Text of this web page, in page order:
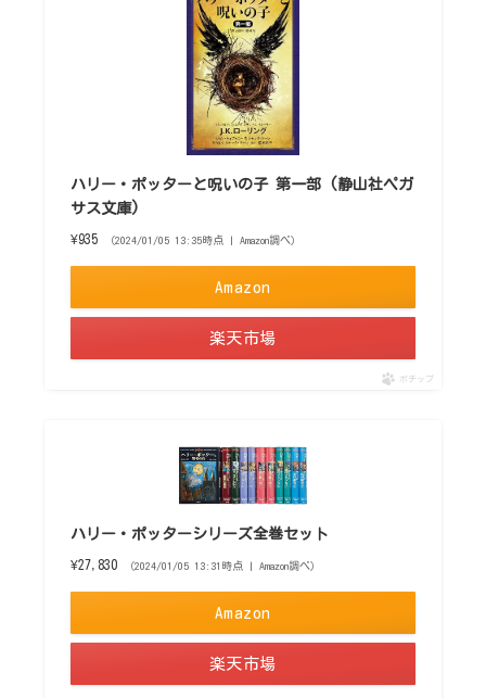
ハリー・ポッターと呪いの子 第一部 (静山社ペガ
サス文庫)
¥935 （2024/01/05 13:35時点 | Amazon調べ）
Amazon
楽天市場
ポチップ
ハリー・ポッターシリーズ全巻セット
¥27,830 （2024/01/05 13:31時点 | Amazon調べ）
Amazon
楽天市場